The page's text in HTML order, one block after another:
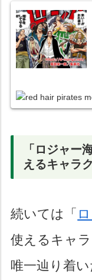
「ロジャー
えるキャラ
続いては「
使えるキャラ
唯一辿り着